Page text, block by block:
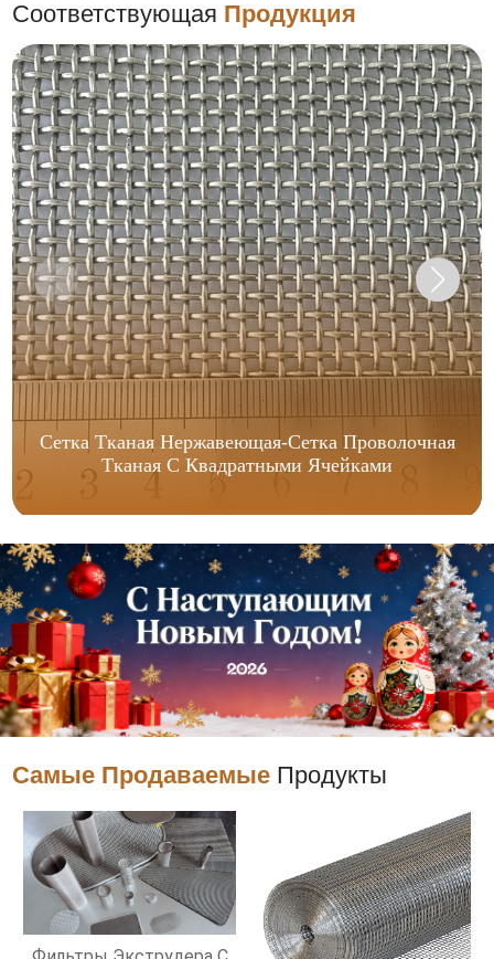
Соответствующая Продукция
Сетка Тканая Нержавеющая-Сетка Проволочная
Тканая С Квадратными Ячейками
Самые Продаваемые Продукты